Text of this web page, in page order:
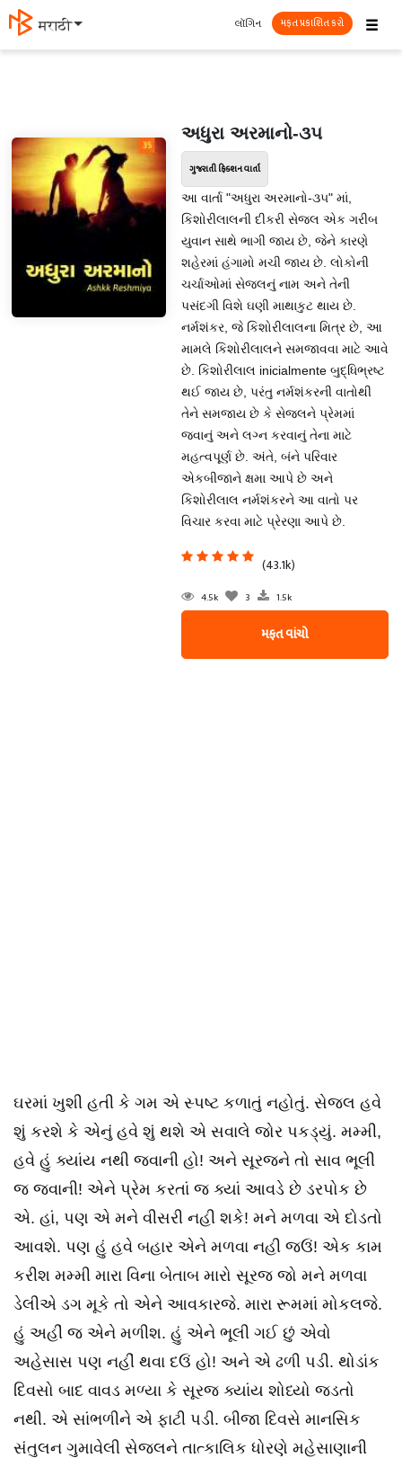
मराठी ☰
લૉગિન મફત પ્રકાશિત કરો
અધુરા અરમાનો-૩૫
ગુજરાતી ફિક્શન વાર્તા
આ વાર્તા "અધુરા અરમાનો-૩૫" માં,
કિશોરીલાલની દીકરી સેજલ એક ગરીબ
યુવાન સાથે ભાગી જાય છે, જેને કારણે
શહેરમાં હંગામો મચી જાય છે. લોકોની
ચર્ચાઓમાં સેજલનું નામ અને તેની
પસંદગી વિશે ઘણી માથાકુટ થાય છે.
નર્મશંકર, જે કિશોરીલાલના મિત્ર છે, આ
મામલે કિશોરીલાલને સમજાવવા માટે આવે
છે. કિશોરીલાલ inicialmente બુદ્ધિભ્રષ્ટ
થઈ જાય છે, પરંતુ નર્મશંકરની વાતોથી
તેને સમજાય છે કે સેજલને પ્રેમમાં
જવાનું અને લગ્ન કરવાનું તેના માટે
મહત્વપૂર્ણ છે. અંતે, બંને પરિવાર
એકબીજાને ક્ષમા આપે છે અને
કિશોરીલાલ નર્મશંકરને આ વાતો પર
વિચાર કરવા માટે પ્રેરણા આપે છે.
(43.1k)
4.5k 3 1.5k
મફત વાંચો
ઘરમાં ખુશી હતી કે ગમ એ સ્પષ્ટ કળાતું નહોતું. સેજલ હવે
શું કરશે કે એનું હવે શું થશે એ સવાલે જોર પકડ્યું. મમ્મી,
હવે હું ક્યાંય નથી જવાની હો! અને સૂરજને તો સાવ ભૂલી
જ જવાની! એને પ્રેમ કરતાં જ ક્યાં આવડે છે ડરપોક છે
એ. હાં, પણ એ મને વીસરી નહી શકે! મને મળવા એ દોડતો
આવશે. પણ હું હવે બહાર એને મળવા નહી જઉં! એક કામ
કરીશ મમ્મી મારા વિના બેતાબ મારો સૂરજ જો મને મળવા
ડેલીએ ડગ મૂકે તો એને આવકારજે. મારા રૂમમાં મોકલજે.
હું અહીં જ એને મળીશ. હું એને ભૂલી ગઈ છું એવો
અહેસાસ પણ નહીં થવા દઉં હો! અને એ ઢળી પડી. થોડાંક
દિવસો બાદ વાવડ મળ્યા કે સૂરજ ક્યાંય શોધ્યો જડતો
નથી. એ સાંભળીને એ ફાટી પડી. બીજા દિવસે માનસિક
સંતુલન ગુમાવેલી સેજલને તાત્કાલિક ધોરણે મહેસાણાની